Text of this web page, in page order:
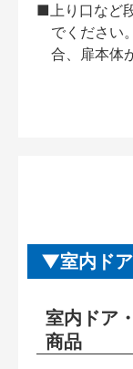
■上り口など
でください
合、扉本体
室内ド
室内ドア
商品